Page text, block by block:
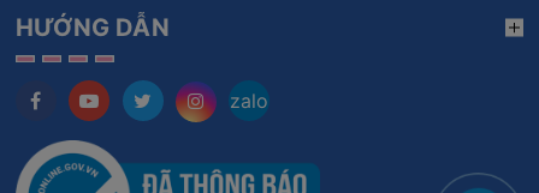
HƯỚNG DẪN
zalo